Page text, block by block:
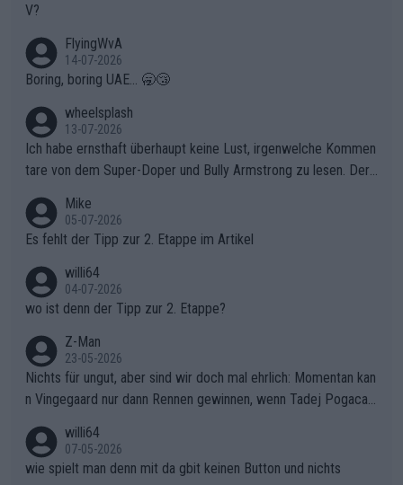
V?
FlyingWvA
14-07-2026
Boring, boring UAE... 🥱😴
wheelsplash
13-07-2026
Ich habe ernsthaft überhaupt keine Lust, irgenwelche Kommen
tare von dem Super-Doper und Bully Armstrong zu lesen. Der
r die gehört nicht in dieses Medium!
Mike
05-07-2026
Es fehlt der Tipp zur 2. Etappe im Artikel
willi64
04-07-2026
wo ist denn der Tipp zur 2. Etappe?
Z-Man
23-05-2026
Nichts für ungut, aber sind wir doch mal ehrlich: Momentan kan
n Vingegaard nur dann Rennen gewinnen, wenn Tadej Pogacar
willi64
07-05-2026
wie spielt man denn mit da gbit keinen Button und nichts